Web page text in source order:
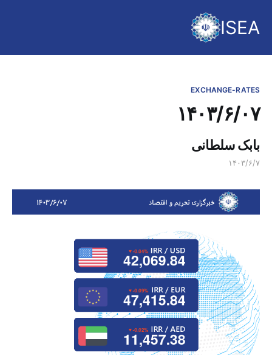
ISEA
EXCHANGE-RATES
۱۴۰۳/۶/۰۷
بابک سلطانی
۱۴۰۳/۶/۷